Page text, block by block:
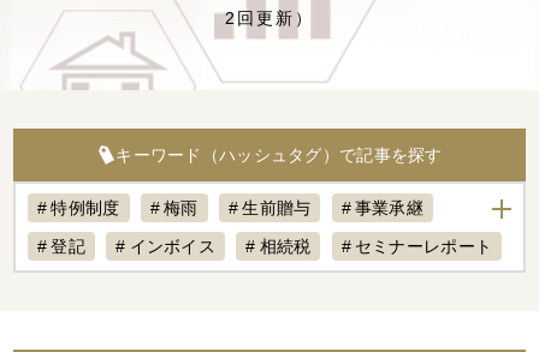
2回更新）
キーワード（ハッシュタグ）で記事を探す
特例制度 梅雨 生前贈与
事業承継
登記
インボイス 相続税
セミナーレポート